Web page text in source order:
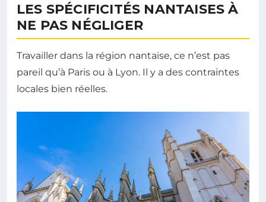
LES SPÉCIFICITÉS NANTAISES À
NE PAS NÉGLIGER
Travailler dans la région nantaise, ce n’est pas
pareil qu’à Paris ou à Lyon. Il y a des contraintes
locales bien réelles.